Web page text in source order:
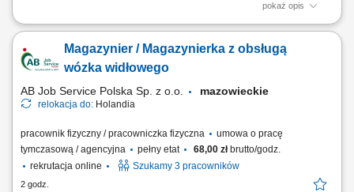
pokaż opis
Wykonywanie prac monterskich, mechanicznych i ślusarskich zgodnie z
czujników oraz innych podzespołów. Udział w montażu linii i maszyn
przemysłowych. Praca zespołowa oraz realizacja zadań samodzielnie.
Magazynier / Magazynierka z obsługą
wózka widłowego
AB Job Service Polska Sp. z o.o. mazowieckie
relokacja do: Holandia
pracownik fizyczny / pracowniczka fizyczna
umowa o pracę
tymczasową / agencyjna
pełny etat 68,00 złbrutto/godz.
rekrutacja online
Szukamy 3 pracowników
2 godz.